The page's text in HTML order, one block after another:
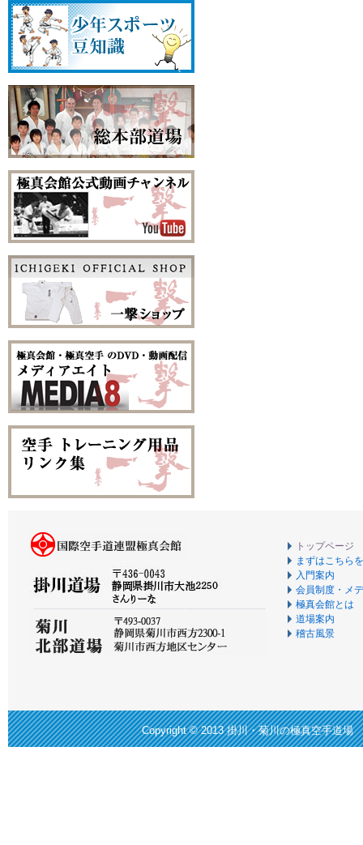
トップページ
まずはこちら
入門案内
会員制度・メ
極真会館とは
道場案内
稽古風景
Copyright © 2013掛川・菊川の極真空手道